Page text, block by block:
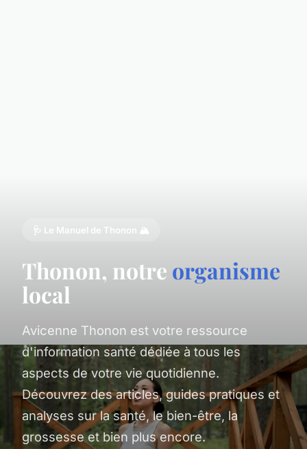
🩺 Le Manuel de Thonon 🏔️
Thonon, notre organisme
local
Avicenne Thonon est votre ressource
d'information santé dédiée à tous les
aspects de votre vie quotidienne.
Découvrez des articles, guides pratiques et
analyses sur la santé, le bien-être, la
grossesse et bien plus encore.